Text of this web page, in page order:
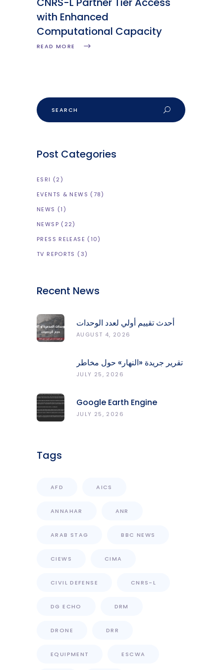
with Enhanced
Computational Capacity
READ MORE
Post Categories
ESRI (2)
EVENTS & NEWS (78)
NEWS (1)
NEWSP (22)
PRESS RELEASE (10)
TV REPORTS (3)
Recent News
أحدث تقييم أولي لعدد الوحدات
المدمّرة والمتضرّرة وحجم
AUGUST 4, 2026
تقرير جريدة «النهار» حول مخاطر
حرائق الغابات في لبنان وجهود
JULY 25, 2026
Google Earth Engine
Grants CNRS-L Partner Tier
JULY 25, 2026
Tags
AFD AICS
ANNAHAR ANR
ARAB STAG BBC NEWS
CIEWS CIMA
CIVIL DEFENSE CNRS-L
DG ECHO DRM
DRONE DRR
EQUIPMENT ESCWA